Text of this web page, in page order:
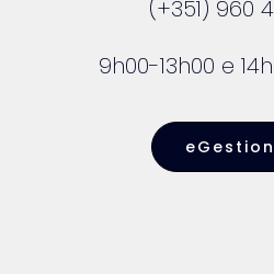
(+351) 960
9h00-13h00 e